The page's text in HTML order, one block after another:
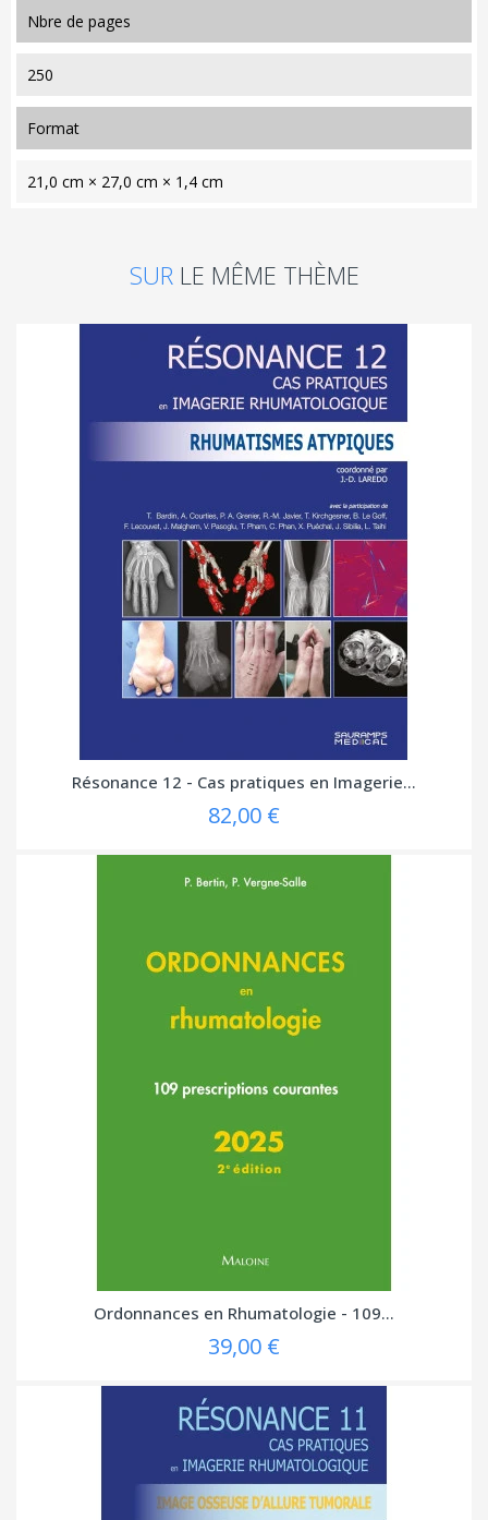
nbre de pages
250
format
21,0 cm × 27,0 cm × 1,4 cm
SUR LE MÊME THÈME
Résonance 12 - Cas pratiques en Imagerie...
82,00 €
Ordonnances en Rhumatologie - 109...
39,00 €